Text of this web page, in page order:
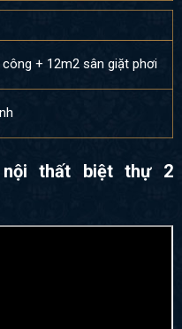
+ 12m2 sân giặt phơi
thất biệt thự 2